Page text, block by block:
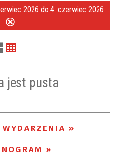
2026 do 4. czerwiec 2026
filtr
jest pusta